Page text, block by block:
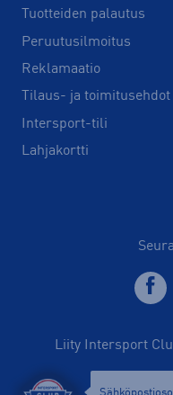
Tuotteiden palautus
Peruutusilmoitus
Reklamaatio
Tilaus- ja toimitusehdot
Intersport-tili
Lahjakortti
Liity Intersport